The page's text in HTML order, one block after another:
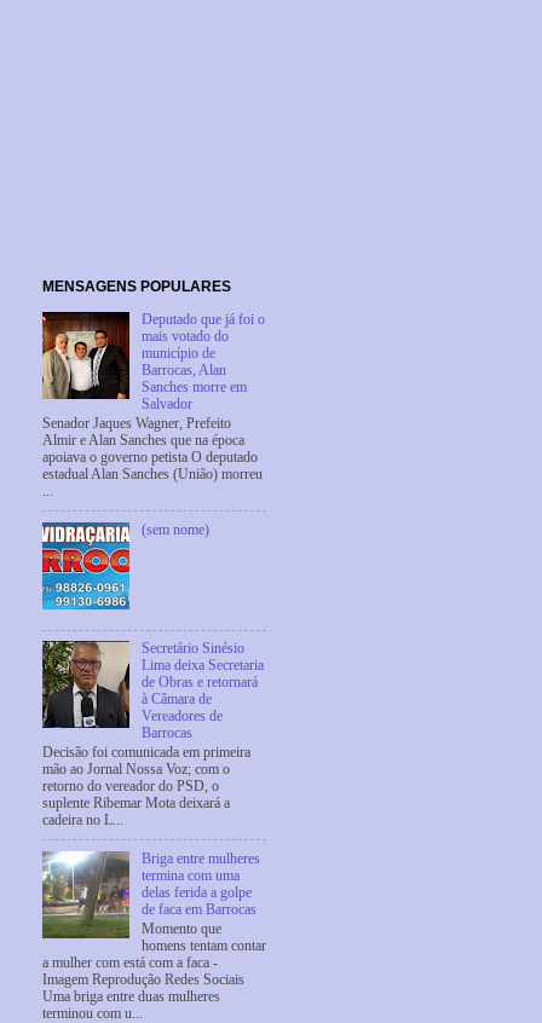
MENSAGENS POPULARES
Deputado que já foi o
mais votado do
município de
Barrocas, Alan
Sanches morre em
Salvador
Senador Jaques Wagner, Prefeito
Almir e Alan Sanches que na época
apoiava o governo petista O deputado
estadual Alan Sanches (União) morreu
...
(sem nome)
Secretário Sinésio
Lima deixa Secretaria
de Obras e retornará
à Câmara de
Vereadores de
Barrocas
Decisão foi comunicada em primeira
mão ao Jornal Nossa Voz; com o
retorno do vereador do PSD, o
suplente Ribemar Mota deixará a
cadeira no L...
Briga entre mulheres
termina com uma
delas ferida a golpe
de faca em Barrocas
Momento que
homens tentam contar
a mulher com está com a faca -
Imagem Reprodução Redes Sociais
Uma briga entre duas mulheres
terminou com u...